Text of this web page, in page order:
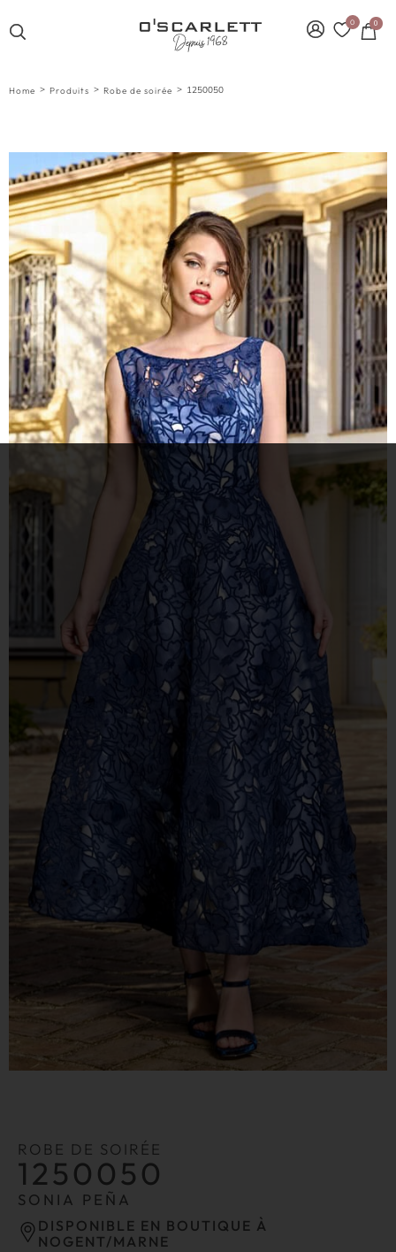
0 0
Home > Produits > Robe de soirée > 1250050
ROBE DE SOIRÉE
1250050
SONIA PEÑA
DISPONIBLE EN BOUTIQUE À
NOGENT/MARNE